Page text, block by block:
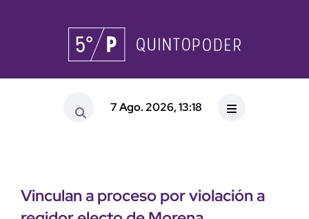
7 Ago. 2026, 13:18
Vinculan a proceso por violación a